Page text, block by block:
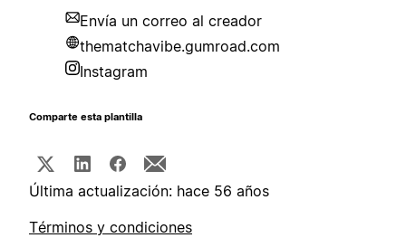
Envía un correo al creador
thematchavibe.gumroad.com
Instagram
Comparte esta plantilla
Última actualización: hace 56 años
Términos y condiciones